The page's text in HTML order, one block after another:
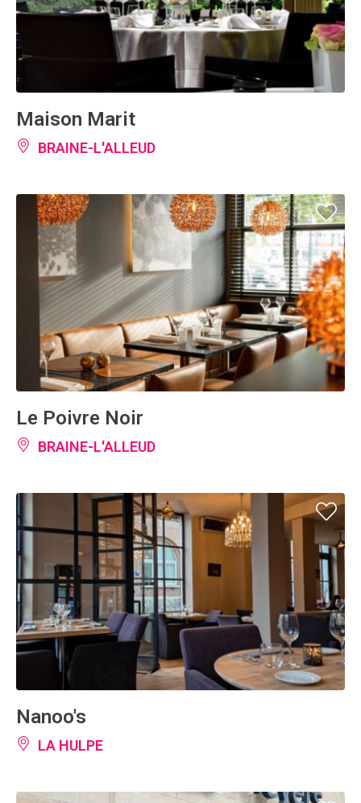
Maison Marit
BRAINE-L'ALLEUD
Le Poivre Noir
BRAINE-L'ALLEUD
Nanoo's
LA HULPE